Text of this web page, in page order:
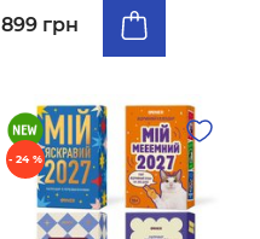
899 грн
- 24 %